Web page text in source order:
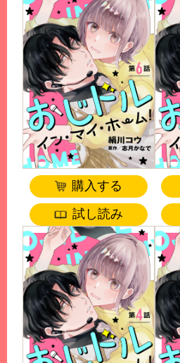
購入する
試し読み